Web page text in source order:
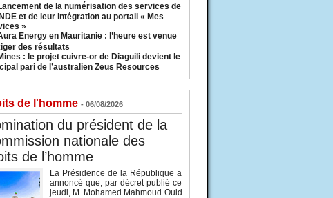
de la numérisation des services de
et de leur intégration au portail « Mes
»
Energy en Mauritanie : l’heure est venue
des résultats
: le projet cuivre-or de Diaguili devient le
pari de l’australien Zeus Resources
de l'homme - 06/08/2026
du président de la
nationale des
de l’homme
La Présidence de la République a
annoncé que, par décret publié ce
jeudi, M. Mohamed Mahmoud Ould